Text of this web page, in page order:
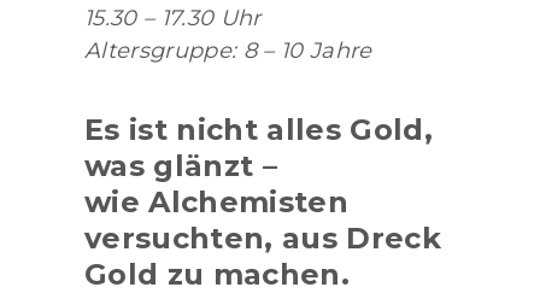
15.30 – 17.30 Uhr
Altersgruppe: 8 – 10 Jahre
Es ist nicht alles Gold,
was glänzt –
wie Alchemisten
versuchten, aus Dreck
Gold zu machen.